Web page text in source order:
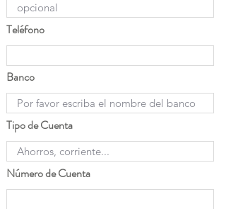
Teléfono
Banco
Tipo de Cuenta
Número de Cuenta